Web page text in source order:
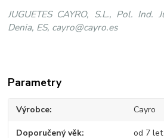
JUGUETES CAYRO, S.L., Pol.
Denia, ES, cayro@cayro.es
Parametry
Výrobce Cayro
Doporučený věk od 7 let